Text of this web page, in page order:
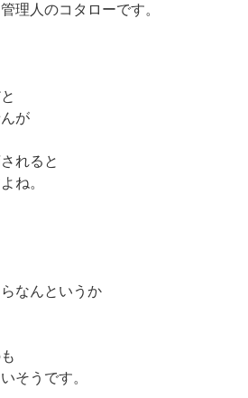
理人のコタローです。
が
れると
ね。
なんというか
そうです。